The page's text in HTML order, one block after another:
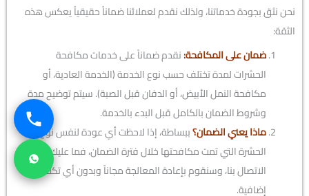
نحن نثق بجودة خدماتنا، ولذلك نقدم لعملائنا ضماناً حقيقياً يعكس هذه
الثقة:
ضمان على المكافحة:نقدم ضماناً على خدمات مكافحة
الحشرات لمدة تختلف حسب نوع الخدمة (الخدمة العادية، أو
مكافحة النمل الأبيض، أو الدفان قبل الصبة). سيتم توضيح مدة
وشروط الضمان بالكامل قبل البدء بالخدمة.
ماذا يعني الضمان؟ببساطة، إذا لاحظت أي عودة لنفس نوع
الحشرة التي تمت مكافحتها خلال فترة الضمان، فما عليك سوى
الاتصال بنا، وسنقوم بإعادة المعالجة مجاناً وبدون أي تكلفة
إضافية.